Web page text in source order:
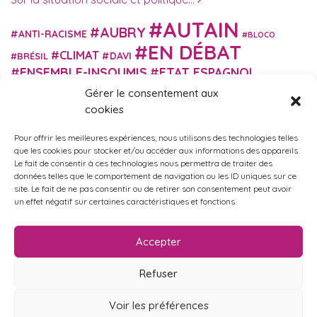
Gérer le consentement aux
cookies
Pour offrir les meilleures expériences, nous utilisons des technologies telles
que les cookies pour stocker et/ou accéder aux informations des appareils.
Le fait de consentir à ces technologies nous permettra de traiter des
données telles que le comportement de navigation ou les ID uniques sur ce
site. Le fait de ne pas consentir ou de retirer son consentement peut avoir
un effet négatif sur certaines caractéristiques et fonctions.
Accepter
Refuser
Voir les préférences
ANTI-RACISME AUBRY AUTAIN BLOCO
BRÉSIL CLIMAT DAVI EN DÉBAT
ENSEMBLE-INSOUMIS ETAT ESPAGNOL
EUROPE EXTRÊME DROITE FASCISME
FRANCE INSOUMISE
HISTOIRE IMMIGRATION ISRAËL PALESTINE ITALIE
MACRON MARTIN MARXISME MIGRANT-ES
MUNICIPALES MÉLENCHON NUPES OBONO
OCCITANIE PORTUGAL RETRAITES RUSSIE
VIOLENCES SEXISTES ÉCOLOGIE
ÉCOSOCIALISME ÉLECTIONS